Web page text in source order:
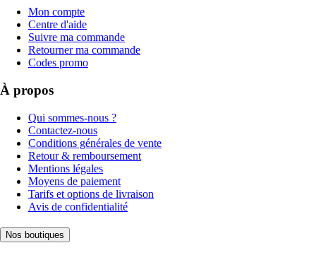
Mon compte
Centre d'aide
Suivre ma commande
Retourner ma commande
Codes promo
À propos
Qui sommes-nous ?
Contactez-nous
Conditions générales de vente
Retour & remboursement
Mentions légales
Moyens de paiement
Tarifs et options de livraison
Avis de confidentialité
Nos boutiques